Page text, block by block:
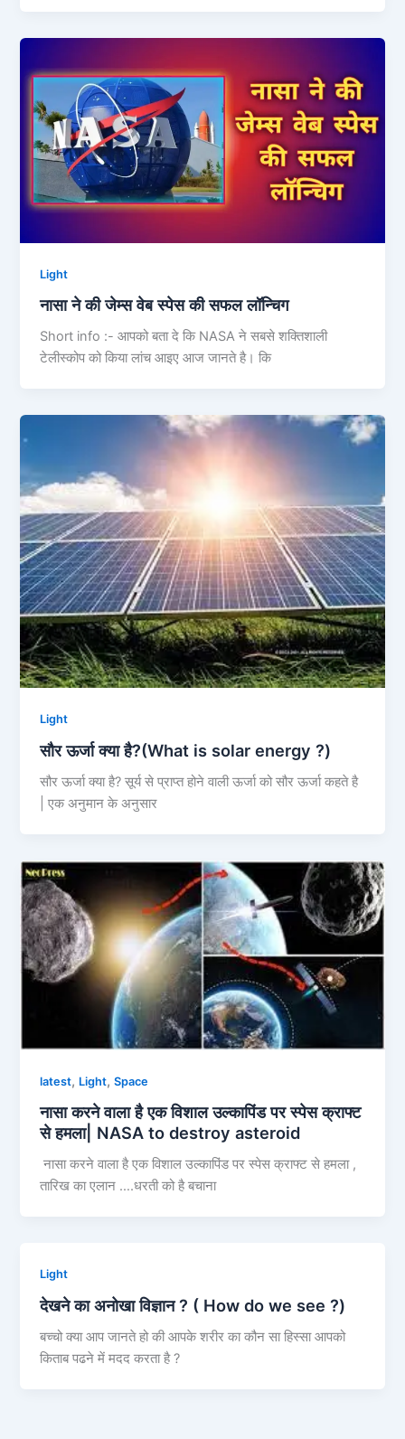
Light
नासा ने की जेम्स वेब स्‍पेस की सफल लॉन्चिग
Short info :- आपको बता दे कि NASA ने सबसे शक्तिशाली
टेलीस्‍कोप को किया लांच आइए आज जानते है। कि
Light
सौर ऊर्जा क्या है?(What is solar energy ?)
सौर ऊर्जा क्या है? सूर्य से प्राप्त होने वाली ऊर्जा को सौर ऊर्जा कहते है
| एक अनुमान के अनुसार
latest, Light,Space
नासा करने वाला है एक विशाल उल्कापिंड पर स्पेस क्राफ्ट
से हमला| NASA to destroy asteroid
नासा करने वाला है एक विशाल उल्कापिंड पर स्पेस क्राफ्ट से हमला ,
तारिख का एलान ….धरती को है बचाना
Light
देखने का अनोखा विज्ञान ? ( How do we see ?)
बच्चो क्या आप जानते हो की आपके शरीर का कौन सा हिस्सा आपको
किताब पढने में मदद करता है ?